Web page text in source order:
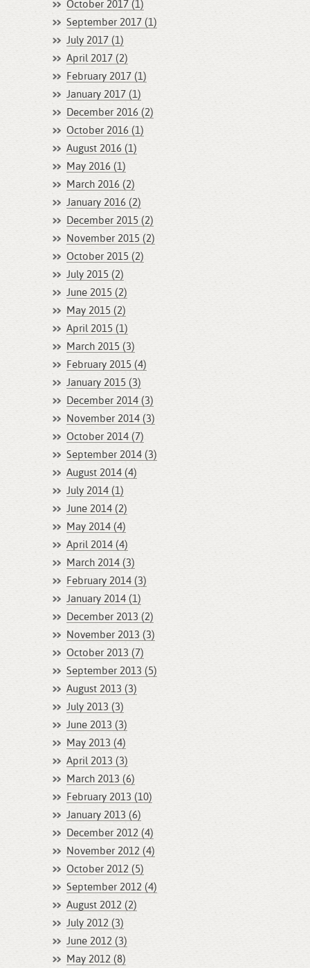
October 2017 (1)
September 2017 (1)
July 2017 (1)
April 2017 (2)
February 2017 (1)
January 2017 (1)
December 2016 (2)
October 2016 (1)
August 2016 (1)
May 2016 (1)
March 2016 (2)
January 2016 (2)
December 2015 (2)
November 2015 (2)
October 2015 (2)
July 2015 (2)
June 2015 (2)
May 2015 (2)
April 2015 (1)
March 2015 (3)
February 2015 (4)
January 2015 (3)
December 2014 (3)
November 2014 (3)
October 2014 (7)
September 2014 (3)
August 2014 (4)
July 2014 (1)
June 2014 (2)
May 2014 (4)
April 2014 (4)
March 2014 (3)
February 2014 (3)
January 2014 (1)
December 2013 (2)
November 2013 (3)
October 2013 (7)
September 2013 (5)
August 2013 (3)
July 2013 (3)
June 2013 (3)
May 2013 (4)
April 2013 (3)
March 2013 (6)
February 2013 (10)
January 2013 (6)
December 2012 (4)
November 2012 (4)
October 2012 (5)
September 2012 (4)
August 2012 (2)
July 2012 (3)
June 2012 (3)
May 2012 (8)